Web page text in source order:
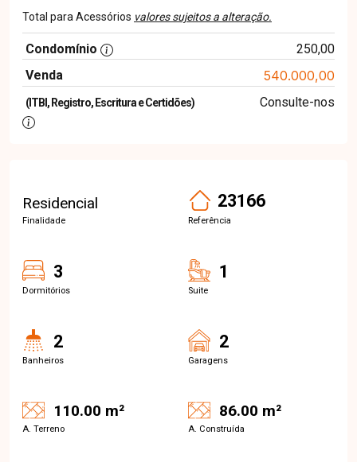
Total para Acessórios valores sujeitos a alteração.
Condomínio
250,00
Venda
540.000,00
(ITBI, Registro, Escritura e Certidões) Consulte-nos
Residencial
Finalidade
23166
Referência
3
Dormitórios
1
Suite
2
Banheiros
2
Garagens
110.00 m²
A. Terreno
86.00 m²
A. Construída